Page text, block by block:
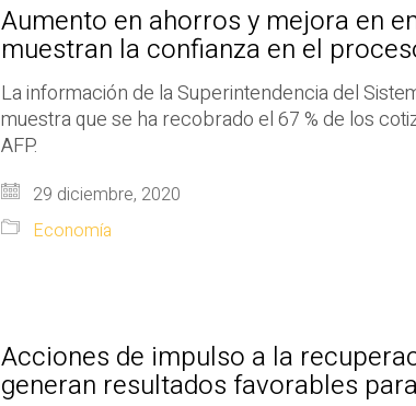
Aumento en ahorros y mejora en
muestran la confianza en el
La información de la Superintendencia del
muestra que se ha recobrado el 67 % de los
AFP.
29 diciembre, 2020
Economía
Acciones de impulso a la
generan resultados favorables